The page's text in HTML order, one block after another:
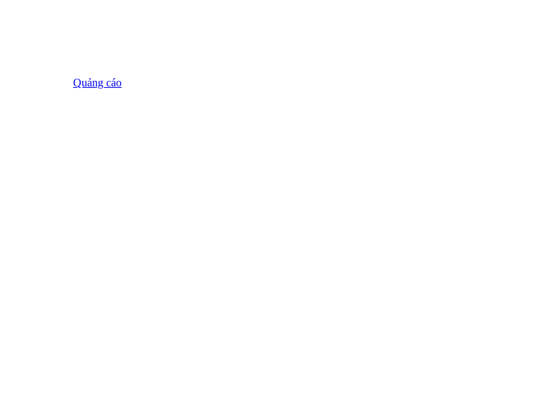
Quảng cáo